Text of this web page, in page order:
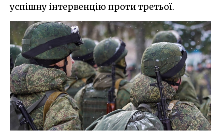
успішну інтервенцію проти третьої.